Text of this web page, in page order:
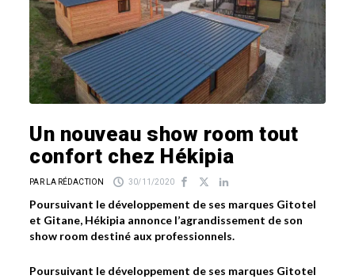
Un nouveau show room tout
confort chez Hékipia
PAR LA RÉDACTION 30/11/2020
Poursuivant le développement de ses marques Gitotel
et Gitane, Hékipia annonce l’agrandissement de son
show room destiné aux professionnels.
Poursuivant le développement de ses marques Gitotel